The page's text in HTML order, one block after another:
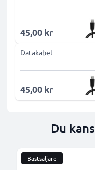
45,00 kr
Datakabel
45,00 kr
Du
Bästsäljare